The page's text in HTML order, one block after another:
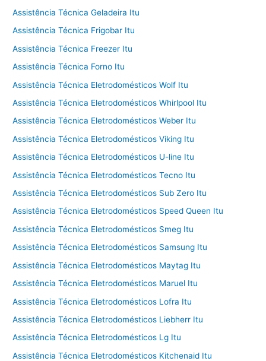
Assistência Técnica Geladeira Itu
Assistência Técnica Frigobar Itu
Assistência Técnica Freezer Itu
Assistência Técnica Forno Itu
Assistência Técnica Eletrodomésticos Wolf Itu
Assistência Técnica Eletrodomésticos Whirlpool Itu
Assistência Técnica Eletrodomésticos Weber Itu
Assistência Técnica Eletrodomésticos Viking Itu
Assistência Técnica Eletrodomésticos U-line Itu
Assistência Técnica Eletrodomésticos Tecno Itu
Assistência Técnica Eletrodomésticos Sub Zero Itu
Assistência Técnica Eletrodomésticos Speed Queen Itu
Assistência Técnica Eletrodomésticos Smeg Itu
Assistência Técnica Eletrodomésticos Samsung Itu
Assistência Técnica Eletrodomésticos Maytag Itu
Assistência Técnica Eletrodomésticos Maruel Itu
Assistência Técnica Eletrodomésticos Lofra Itu
Assistência Técnica Eletrodomésticos Liebherr Itu
Assistência Técnica Eletrodomésticos Lg Itu
Assistência Técnica Eletrodomésticos Kitchenaid Itu